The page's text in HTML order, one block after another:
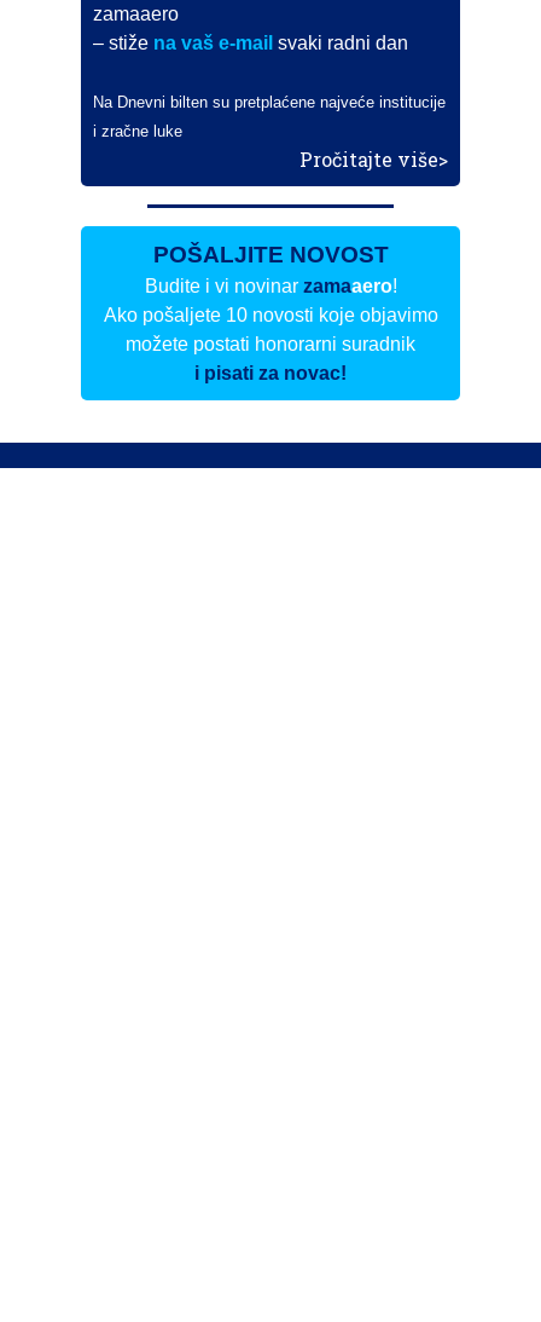
zamaaero
– stiže na vaš e-mail svaki radni dan
Na Dnevni bilten su pretplaćene najveće institucije
i zračne luke
Pročitajte više>
POŠALJITE NOVOST
Budite i vi novinar zamaaero!
Ako pošaljete 10 novosti koje objavimo
možete postati honorarni suradnik
i pisati za novac!